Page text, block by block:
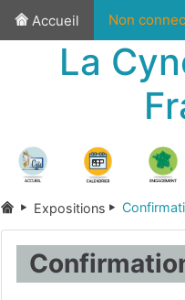
Accueil Non
La
Expositions